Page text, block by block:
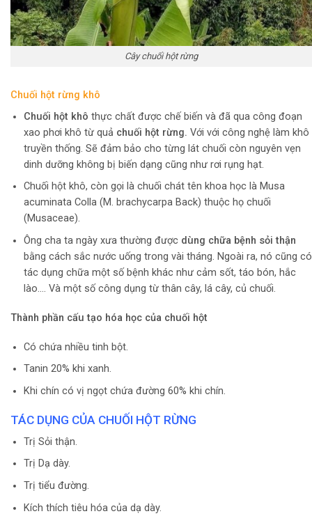
Cây chuối hột rừng
Chuối hột rừng khô
Chuối hột khô thực chất được chế biến và đã qua công đoạn
xao phơi khô từ quả chuối hột rừng. Với với công nghệ làm khô
truyền thống. Sẽ đảm bảo cho từng lát chuối còn nguyên vẹn
dinh dưỡng không bị biến dạng cũng như rơi rụng hạt.
Chuối hột khô, còn gọi là chuối chát tên khoa học là Musa
acuminata Colla (M. brachycarpa Back) thuộc họ chuối
(Musaceae).
Ông cha ta ngày xưa thường được dùng chữa bệnh sỏi thận
bằng cách sắc nước uống trong vài tháng. Ngoài ra, nó cũng có
tác dụng chữa một số bệnh khác như cảm sốt, táo bón, hắc
lào…. Và một số công dụng từ thân cây, lá cây, củ chuối.
Thành phần cấu tạo hóa học của chuối hột
Có chứa nhiều tinh bột.
Tanin 20% khi xanh.
Khi chín có vị ngọt chứa đường 60% khi chín.
TÁC DỤNG CỦA CHUỐI HỘT RỪNG
Trị Sỏi thận.
Trị Dạ dày.
Trị tiểu đường.
Kích thích tiêu hóa của dạ dày.